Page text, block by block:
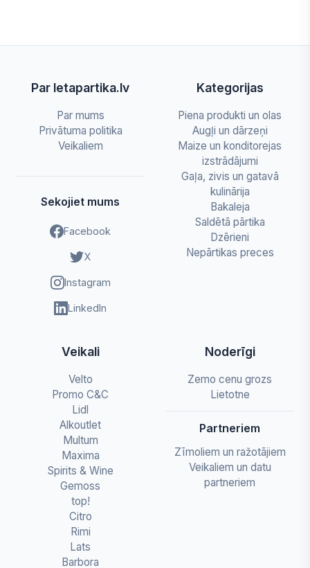
Par letapartika.lv
Par mums
Privātuma politika
Veikaliem
Sekojiet mums
Facebook
X
Instagram
LinkedIn
Kategorijas
Piena produkti un olas
Augļi un dārzeņi
Maize un konditorejas
izstrādājumi
Gaļa, zivis un gatavā
kulinārija
Bakaleja
Saldētā pārtika
Dzērieni
Nepārtikas preces
Veikali
Velto
Promo C&C
Lidl
Alkoutlet
Multum
Maxima
Spirits & Wine
Gemoss
top!
Citro
Rimi
Lats
Barbora
Noderīgi
Zemo cenu grozs
Lietotne
Partneriem
Zīmoliem un ražotājiem
Veikaliem un datu
partneriem